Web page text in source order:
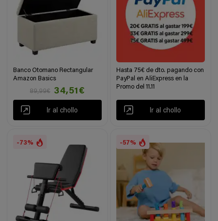
Banco Otomano Rectangular
Amazon Basics
89,99€
34,51€
Ir al chollo
Hasta 75€ de dto. pagando con
PayPal en AliExpress en la
Promo del 11.11
Ir al chollo
-73% -57%